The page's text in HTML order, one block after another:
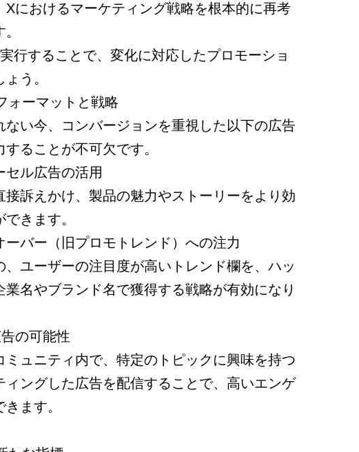
Xにおけるマーケティング戦略を根本的に再考
行することで、変化に対応したプロモーショ
う。
ォーマットと戦略
ない今、コンバージョンを重視した以下の広告
ることが不可欠です。
セル広告の活用
接訴えかけ、製品の魅力やストーリーをより効
きます。
ーバー（旧プロモトレンド）への注力
、ユーザーの注目度が高いトレンド欄を、ハッ
業名やブランド名で獲得する戦略が有効になり
の可能性
ミュニティ内で、特定のトピックに興味を持つ
ィングした広告を配信することで、高いエンゲ
ます。